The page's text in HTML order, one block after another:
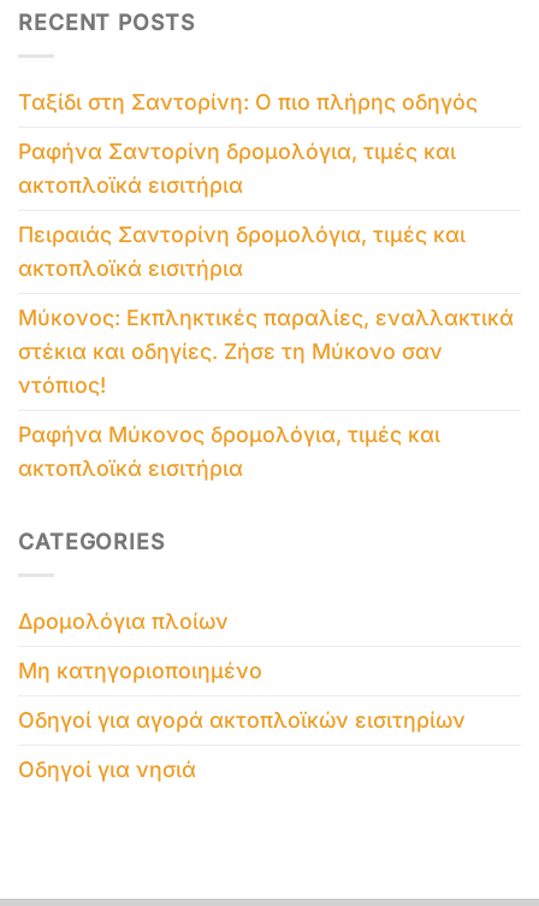
RECENT POSTS
Ταξίδι στη Σαντορίνη: Ο πιο πλήρης οδηγός
Ραφήνα Σαντορίνη δρομολόγια, τιμές και
ακτοπλοϊκά εισιτήρια
Πειραιάς Σαντορίνη δρομολόγια, τιμές και
ακτοπλοϊκά εισιτήρια
Μύκονος: Εκπληκτικές παραλίες, εναλλακτικά
στέκια και οδηγίες. Ζήσε τη Μύκονο σαν
ντόπιος!
Ραφήνα Μύκονος δρομολόγια, τιμές και
ακτοπλοϊκά εισιτήρια
CATEGORIES
Δρομολόγια πλοίων
Μη κατηγοριοποιημένο
Οδηγοί για αγορά ακτοπλοϊκών εισιτηρίων
Οδηγοί για νησιά